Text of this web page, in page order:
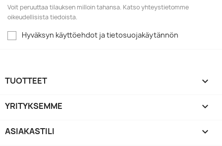
Voit peruuttaa tilauksen milloin tahansa. Katso yhteystietomme
oikeudellisista tiedoista.
Hyväksyn käyttöehdot ja tietosuojakäytännön
TUOTTEET 
YRITYKSEMME 
ASIAKASTILI 